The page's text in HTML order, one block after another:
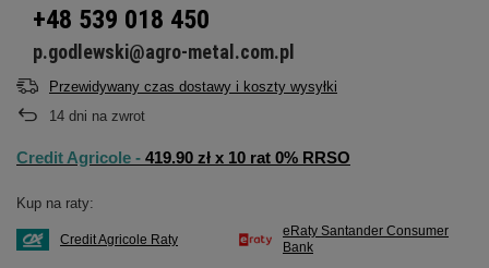
+48 539 018 450
p.godlewski@agro-metal.com.pl
Przewidywany czas dostawy i koszty wysyłki
14 dni na zwrot
Credit Agricole - 419.90 zł x 10 rat 0% RRSO
Kup na raty:
Credit Agricole Raty
eRaty Santander Consumer
Bank